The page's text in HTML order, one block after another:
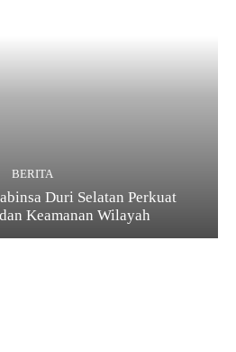
BERITA
Duri Selatan Perkuat
Keamanan Wilayah